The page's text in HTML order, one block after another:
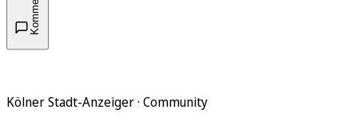
Kölner Stadt-Anzeiger · Community